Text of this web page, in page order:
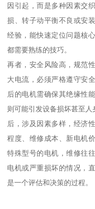
因引起，而是多种因素交
损、转子动平衡不良或安
经验，能快速定位问题核
都需要熟练的技巧。
再者，安全风险高，规范
大电流，必须严格遵守安
后的电机需确保其绝缘性
则可能引发设备损坏甚至人
后，涉及因素多样，经济
程度、维修成本、新电机
特殊型号的电机，维修往
电机或严重损坏的情况，
是一个评估和决策的过程。